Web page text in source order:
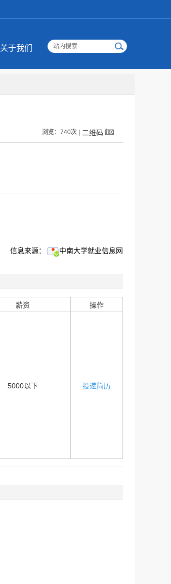
关于我们
浏览：740次 | 二维码
信息来源： 中南大学就业信息网
薪资 操作
5000以下 投递简历